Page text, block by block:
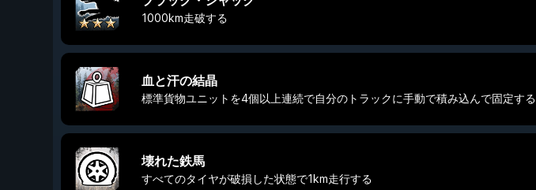
1000km走破する
血と汗の結晶
標準貨物ユニットを4個以上連続で自分のトラックに手動で積み込んで固定する
壊れた鉄馬
すべてのタイヤが破損した状態で1km走行する